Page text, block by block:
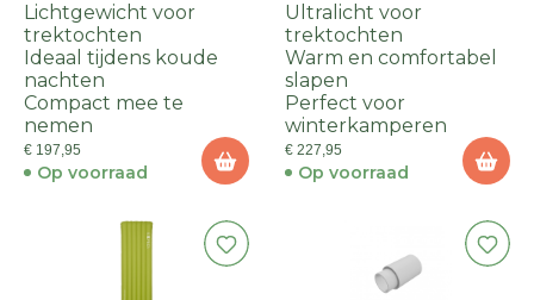
Lichtgewicht voor
trektochten
Ideaal tijdens koude
nachten
Compact mee te
nemen
€ 197,95
Op voorraad
Ultralicht voor
trektochten
Warm en comfortabel
slapen
Perfect voor
winterkamperen
€ 227,95
Op voorraad